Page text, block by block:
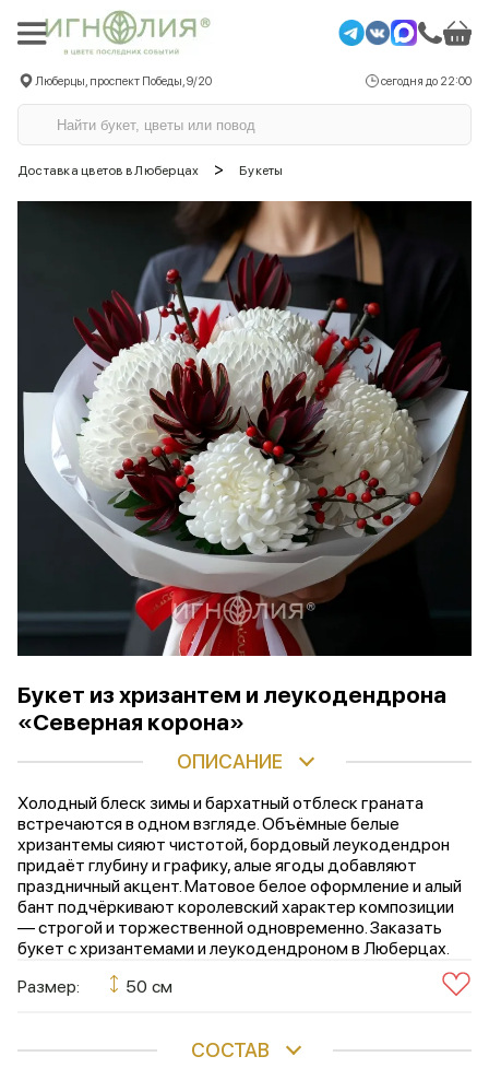
Люберцы, проспект Победы, 9/20 сегодня до 22:00
Доставка цветов в Люберцах > Букеты
Букет из хризантем и леукодендрона
«Северная корона»
ОПИСАНИЕ
Холодный блеск зимы и бархатный отблеск граната
встречаются в одном взгляде. Объёмные белые
хризантемы сияют чистотой, бордовый леукодендрон
придаёт глубину и графику, алые ягоды добавляют
праздничный акцент. Матовое белое оформление и алый
бант подчёркивают королевский характер композиции
— строгой и торжественной одновременно. Заказать
букет с хризантемами и леукодендроном в Люберцах.
Размер:
50 см
СОСТАВ